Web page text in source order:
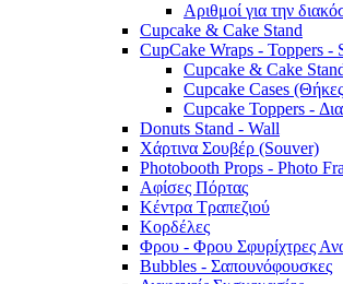
Αριθμοί για την
Cupcake & Cake Stand
CupCake Wraps - Toppers -
Cupcake & Cake
Cupcake Cases
Cupcake Toppers -
Donuts Stand - Wall
Χάρτινα Σουβέρ (Souver)
Photobooth Props - Photo
Αφίσες Πόρτας
Κέντρα Τραπεζιού
Κορδέλες
Φρου - Φρου Σφυρίχτρες
Bubbles - Σαπουνόφουσκες